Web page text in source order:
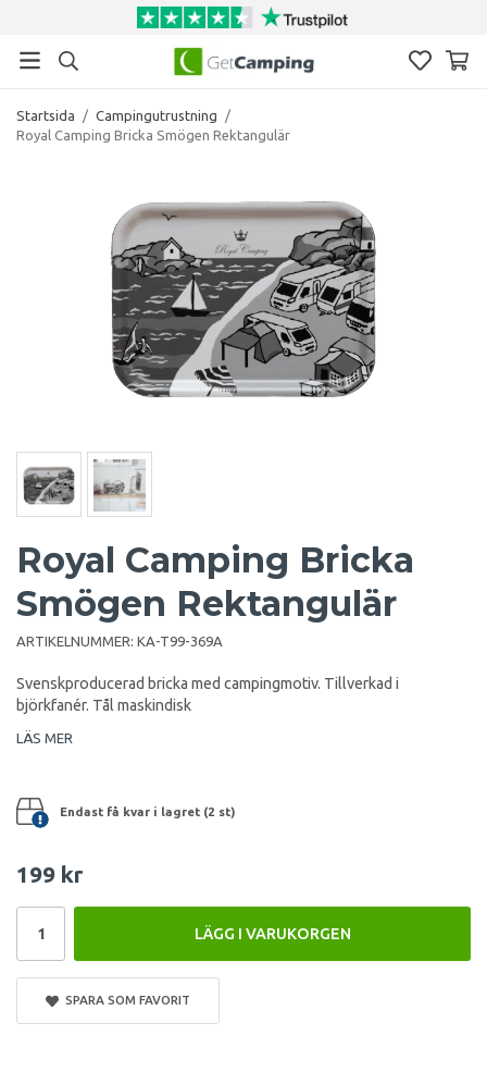
Startsida / Campingutrustning
/
Royal Camping Bricka Smögen Rektangulär
Royal Camping Bricka
Smögen Rektangulär
ARTIKELNUMMER: KA-T99-369A
Svenskproducerad bricka med campingmotiv. Tillverkad i
björkfanér. Tål maskindisk
LÄS MER
Endast få kvar i lagret (2 st)
199 kr
LÄGG I VARUKORGEN
SPARA SOM FAVORIT